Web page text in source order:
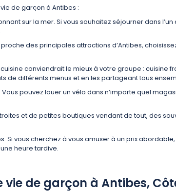
de garçon à Antibes :
sur la mer. Si vous souhaitez séjourner dans
des principales attractions d’Antibes, choisissez
conviendrait le mieux à votre groupe : cuisine
différents menus et en les partageant tous
pouvez louer un vélo dans n’importe quel
et de petites boutiques vendant de tout, des
vous cherchez à vous amuser à un prix
heure tardive.
de garçon à Antibes,